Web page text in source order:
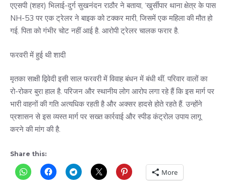
एएसपी (शहर) भिलाई-दुर्ग सुखनंदन राठौर ने बताया, ‘खुर्सीपार थाना क्षेत्र के पास
NH-53 पर एक ट्रेलर ने बाइक को टक्कर मारी, जिसमें एक महिला की मौत हो
गई. पिता को गंभीर चोट नहीं आई है. आरोपी ट्रेलर चालक फरार है.
फरवरी में हुई थी शादी
मृतका साक्षी द्विवेदी इसी साल फरवरी में विवाह बंधन में बंधी थीं. परिवार वालों का
रो-रोकर बुरा हाल है. परिजन और स्थानीय लोग आरोप लगा रहे हैं कि इस मार्ग पर
भारी वाहनों की गति अत्यधिक रहती है और अक्सर हादसे होते रहते हैं. उन्होंने
प्रशासन से इस व्यस्त मार्ग पर सख्त कार्रवाई और स्पीड कंट्रोल उपाय लागू
करने की मांग की है.
Share this:
More